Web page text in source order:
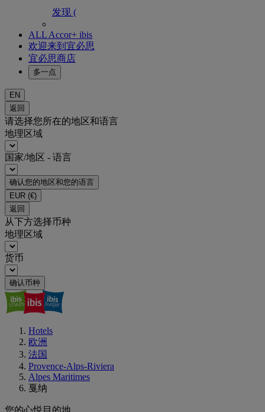
发现 (
ALL Accor+ ibis
欢迎来到宜必思
宜必思商店
多一点
EN
返回
请选择您所在的地区和语言
地理区域
国家/地区 - 语言
确认您的地区和您的语言
EUR (€)
返回
从下方选择币种
地理区域
货币
确认币种
Hotels
欧洲
法国
Provence-Alps-Riviera
Alpes Maritimes
戛纳
您的心悦目的地